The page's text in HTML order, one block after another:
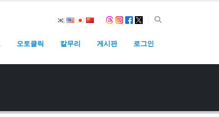
오토클릭 칼무리 게시판 로그인